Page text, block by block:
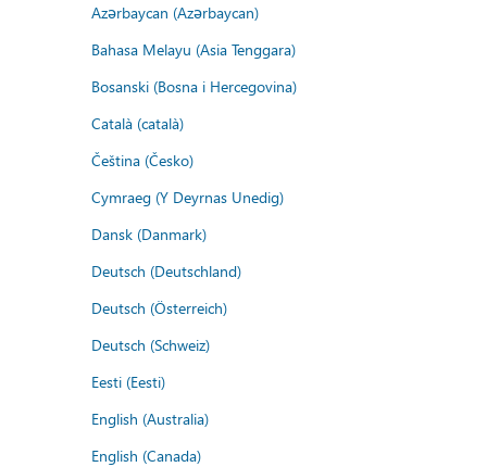
Azərbaycan (Azərbaycan)
Bahasa Melayu (Asia Tenggara)
Bosanski (Bosna i Hercegovina)
Català (català)
Čeština (Česko)
Cymraeg (Y Deyrnas Unedig)
Dansk (Danmark)
Deutsch (Deutschland)
Deutsch (Österreich)
Deutsch (Schweiz)
Eesti (Eesti)
English (Australia)
English (Canada)